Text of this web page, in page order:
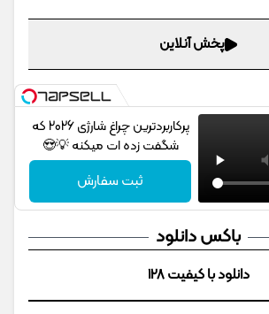
پخش آنلاین
پرکاربردترین چراغ شارژی 2026 که
شگفت زده ات میکنه 💡😍
ثبت سفارش
باکس دانلود
دانلود با کیفیت 128